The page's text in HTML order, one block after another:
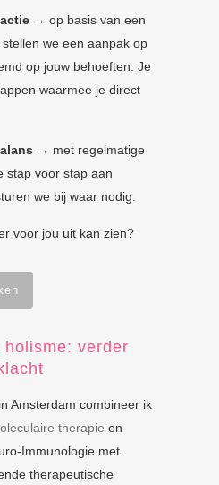
→ op basis van een
we een aanpak op
op jouw behoeften. Je
waarmee je direct
→ met regelmatige
stap voor stap aan
we bij waar nodig.
voor jou uit kan zien?
holisme: verder
Amsterdam combineer ik
therapie en
Immunologie met
therapeutische